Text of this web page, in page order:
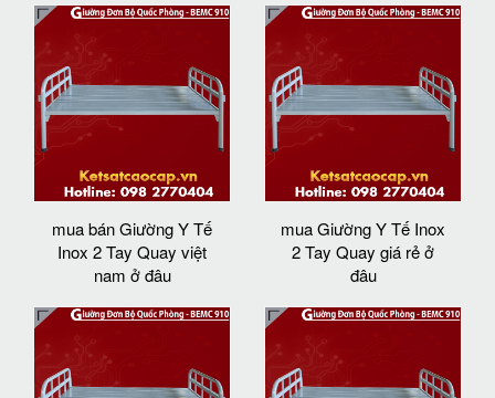
mua bán Giường Y Tế
Inox 2 Tay Quay việt
nam ở đâu
mua Giường Y Tế Inox
2 Tay Quay giá rẻ ở
đâu